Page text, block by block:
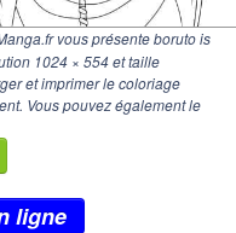
vous présente boruto is
1024 × 554et taille
et imprimer le coloriage
Vous pouvez également le
ligne